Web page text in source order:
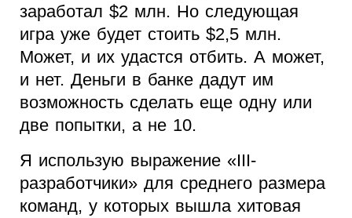
заработал $2 млн. Но следующая
игра уже будет стоить $2,5 млн.
Может, и их удастся отбить. А может,
и нет. Деньги в банке дадут им
возможность сделать еще одну или
две попытки, а не 10.
Я использую выражение «III-
разработчики» для среднего размера
команд, у которых вышла хитовая